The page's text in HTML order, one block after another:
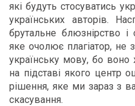
які будуть стосуватись
українських авторів.
брутальне блюзнірство і
яке очолює плагіатор, не
українську мову, бо воно
на підставі якого центр
рішення, яке ми зараз з
скасування.